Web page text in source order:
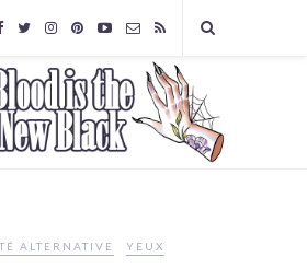
ALTERNATIVE YEUX